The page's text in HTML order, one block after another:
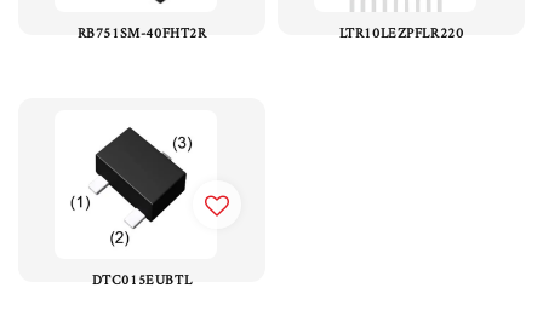
RB751SM-40FHT2R LTR10LEZPFLR220
DTC015EUBTL